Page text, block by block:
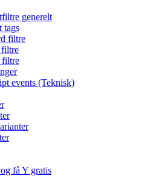
generelt
tags
filtre
filtre
filtre
events (Teknisk)
få Y gratis